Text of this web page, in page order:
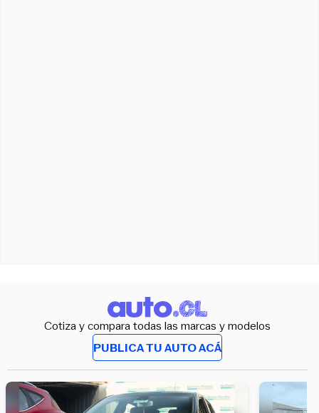
Cotiza y compara todas las marcas y modelos
PUBLICA TU AUTO ACÁ